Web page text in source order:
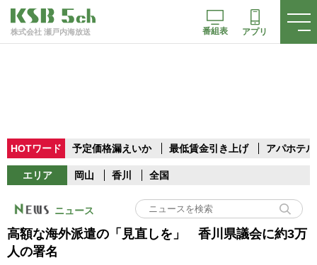
株式会社 瀬戸内海放送 番組表 アプリ
HOTワード 予定価格漏えいか 最低賃金引き上げ アパホテル
エリア 岡山 香川 全国
ニュース
高額な海外派遣の「見直しを」 香川県議会に約3万
人の署名